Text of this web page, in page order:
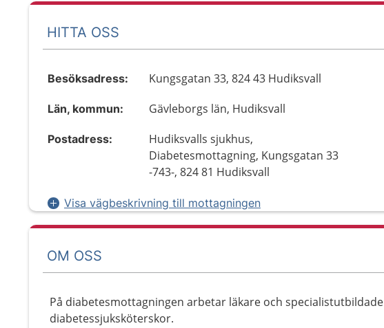
HITTA OSS
Besöksadress: Kungsgatan 33, 824 43 Hudiksvall
Län, kommun: Gävleborgs län, Hudiksvall
Postadress:
Hudiksvalls sjukhus,
Diabetesmottagning, Kungsgatan 33
-743-, 824 81 Hudiksvall
Visa vägbeskrivning till mottagningen
OM OSS
På diabetesmottagningen arbetar läkare och specialistutbildade
diabetessjuksköterskor.